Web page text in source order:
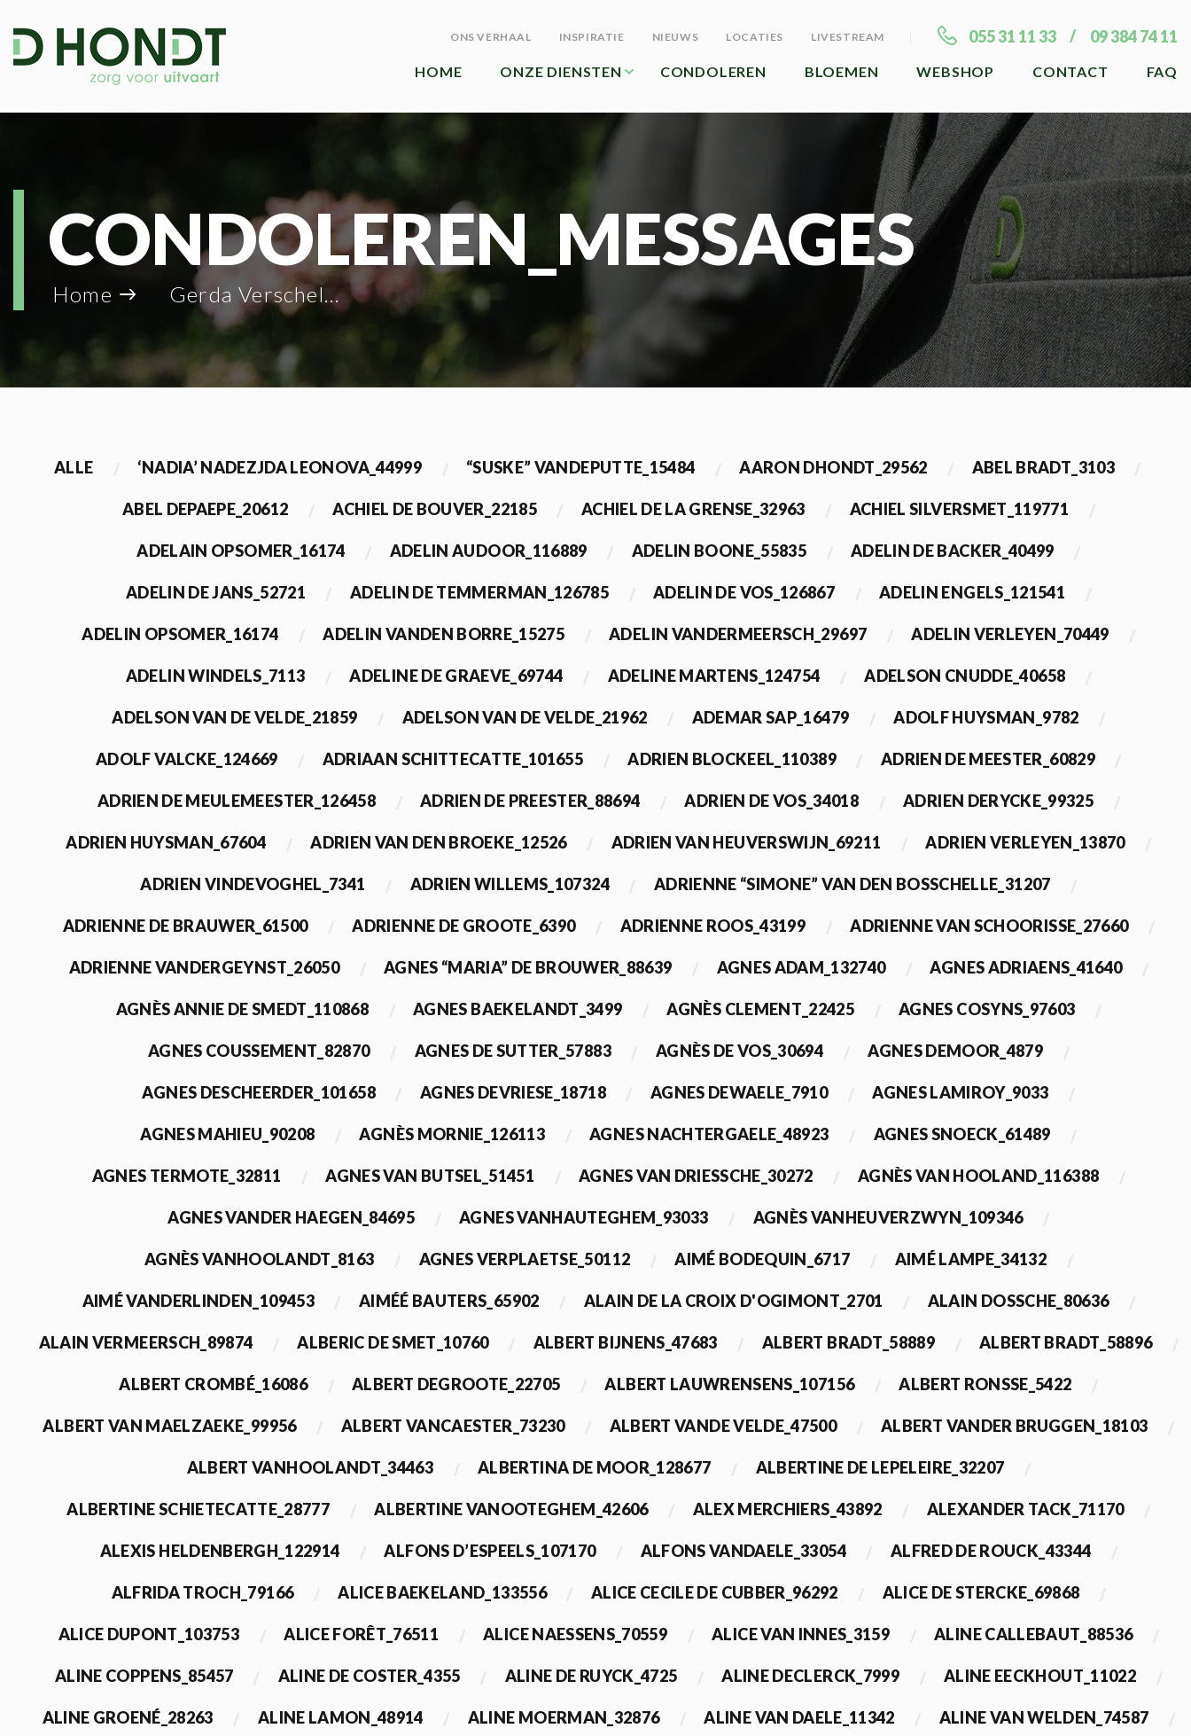
ONS VERHAAL INSPIRATIE NIEUWS LOCATIES LIVESTREAM 055 31 11 33 09 384 74 11
HOME ONZE DIENSTEN CONDOLEREN BLOEMEN WEBSHOP CONTACT FAQ
CONDOLEREN_MESSAGES
Home Gerda Verschelden_127948
ALLE ‘NADIA’ NADEZJDA LEONOVA_44999 “SUSKE” VANDEPUTTE_15484 AARON DHONDT_29562 ABEL BRADT_3103
ABEL DEPAEPE_20612 ACHIEL DE BOUVER_22185 ACHIEL DE LA GRENSE_32963 ACHIEL SILVERSMET_119771
ADELAIN OPSOMER_16174 ADELIN AUDOOR_116889 ADELIN BOONE_55835 ADELIN DE BACKER_40499
ADELIN DE JANS_52721 ADELIN DE TEMMERMAN_126785 ADELIN DE VOS_126867 ADELIN ENGELS_121541
ADELIN OPSOMER_16174 ADELIN VANDEN BORRE_15275 ADELIN VANDERMEERSCH_29697 ADELIN VERLEYEN_70449
ADELIN WINDELS_7113 ADELINE DE GRAEVE_69744 ADELINE MARTENS_124754 ADELSON CNUDDE_40658
ADELSON VAN DE VELDE_21859 ADELSON VAN DE VELDE_21962 ADEMAR SAP_16479 ADOLF HUYSMAN_9782
ADOLF VALCKE_124669 ADRIAAN SCHITTECATTE_101655 ADRIEN BLOCKEEL_110389 ADRIEN DE MEESTER_60829
ADRIEN DE MEULEMEESTER_126458 ADRIEN DE PREESTER_88694 ADRIEN DE VOS_34018 ADRIEN DERYCKE_99325
ADRIEN HUYSMAN_67604 ADRIEN VAN DEN BROEKE_12526 ADRIEN VAN HEUVERSWIJN_69211 ADRIEN VERLEYEN_13870
ADRIEN VINDEVOGHEL_7341 ADRIEN WILLEMS_107324 ADRIENNE “SIMONE” VAN DEN BOSSCHELLE_31207
ADRIENNE DE BRAUWER_61500 ADRIENNE DE GROOTE_6390 ADRIENNE ROOS_43199 ADRIENNE VAN SCHOORISSE_27660
ADRIENNE VANDERGEYNST_26050 AGNES “MARIA” DE BROUWER_88639 AGNES ADAM_132740 AGNES ADRIAENS_41640
AGNÈS ANNIE DE SMEDT_110868 AGNES BAEKELANDT_3499 AGNÈS CLEMENT_22425 AGNES COSYNS_97603
AGNES COUSSEMENT_82870 AGNES DE SUTTER_57883 AGNÈS DE VOS_30694 AGNES DEMOOR_4879
AGNES DESCHEERDER_101658 AGNES DEVRIESE_18718 AGNES DEWAELE_7910 AGNES LAMIROY_9033
AGNES MAHIEU_90208 AGNÈS MORNIE_126113 AGNES NACHTERGAELE_48923 AGNES SNOECK_61489
AGNES TERMOTE_32811 AGNES VAN BUTSEL_51451 AGNES VAN DRIESSCHE_30272 AGNÈS VAN HOOLAND_116388
AGNES VANDER HAEGEN_84695 AGNES VANHAUTEGHEM_93033 AGNÈS VANHEUVERZWYN_109346
AGNÈS VANHOOLANDT_8163 AGNES VERPLAETSE_50112 AIMÉ BODEQUIN_6717 AIMÉ LAMPE_34132
AIMÉ VANDERLINDEN_109453 AIMÉÉ BAUTERS_65902 ALAIN DE LA CROIX D'OGIMONT_2701 ALAIN DOSSCHE_80636
ALAIN VERMEERSCH_89874 ALBERIC DE SMET_10760 ALBERT BIJNENS_47683 ALBERT BRADT_58889 ALBERT BRADT_58896
ALBERT CROMBÉ_16086 ALBERT DEGROOTE_22705 ALBERT LAUWRENSENS_107156 ALBERT RONSSE_5422
ALBERT VAN MAELZAEKE_99956 ALBERT VANCAESTER_73230 ALBERT VANDE VELDE_47500 ALBERT VANDER BRUGGEN_18103
ALBERT VANHOOLANDT_34463 ALBERTINA DE MOOR_128677 ALBERTINE DE LEPELEIRE_32207
ALBERTINE SCHIETECATTE_28777 ALBERTINE VANOOTEGHEM_42606 ALEX MERCHIERS_43892 ALEXANDER TACK_71170
ALEXIS HELDENBERGH_122914 ALFONS D’ESPEELS_107170 ALFONS VANDAELE_33054 ALFRED DE ROUCK_43344
ALFRIDA TROCH_79166 ALICE BAEKELAND_133556 ALICE CECILE DE CUBBER_96292 ALICE DE STERCKE_69868
ALICE DUPONT_103753 ALICE FORÊT_76511 ALICE NAESSENS_70559 ALICE VAN INNES_3159 ALINE CALLEBAUT_88536
ALINE COPPENS_85457 ALINE DE COSTER_4355 ALINE DE RUYCK_4725 ALINE DECLERCK_7999 ALINE EECKHOUT_11022
ALINE GROENÉ_28263 ALINE LAMON_48914 ALINE MOERMAN_32876 ALINE VAN DAELE_11342 ALINE VAN WELDEN_74587